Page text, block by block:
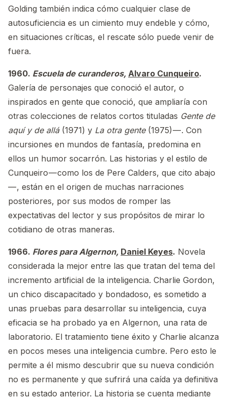
Golding también indica cómo cualquier clase de
autosuficiencia es un cimiento muy endeble y cómo,
en situaciones críticas, el rescate sólo puede venir de
fuera.
1960. Escuela de curanderos, Alvaro Cunqueiro.
Galería de personajes que conoció el autor, o
inspirados en gente que conoció, que ampliaría con
otras colecciones de relatos cortos tituladas Gente de
aquí y de allá (1971) y La otra gente(1975) — . Con
incursiones en mundos de fantasía, predomina en
ellos un humor socarrón. Las historias y el estilo de
Cunqueiro — como los de Pere Calders, que cito abajo
— , están en el origen de muchas narraciones
posteriores, por sus modos de romper las
expectativas del lector y sus propósitos de mirar lo
cotidiano de otras maneras.
1966. Flores para Algernon, Daniel Keyes. Novela
considerada la mejor entre las que tratan del tema del
incremento artificial de la inteligencia. Charlie Gordon,
un chico discapacitado y bondadoso, es sometido a
unas pruebas para desarrollar su inteligencia, cuya
eficacia se ha probado ya en Algernon, una rata de
laboratorio. El tratamiento tiene éxito y Charlie alcanza
en pocos meses una inteligencia cumbre. Pero esto le
permite a él mismo descubrir que su nueva condición
no es permanente y que sufrirá una caída ya definitiva
en su estado anterior. La historia se cuenta mediante